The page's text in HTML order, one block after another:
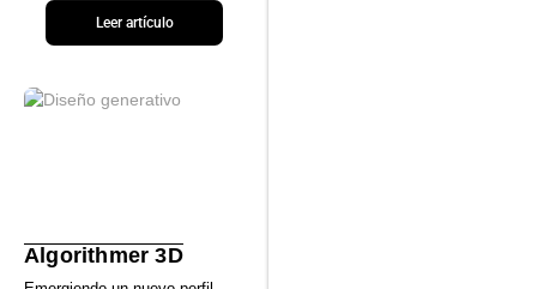
Leer artículo
Algorithmer 3D